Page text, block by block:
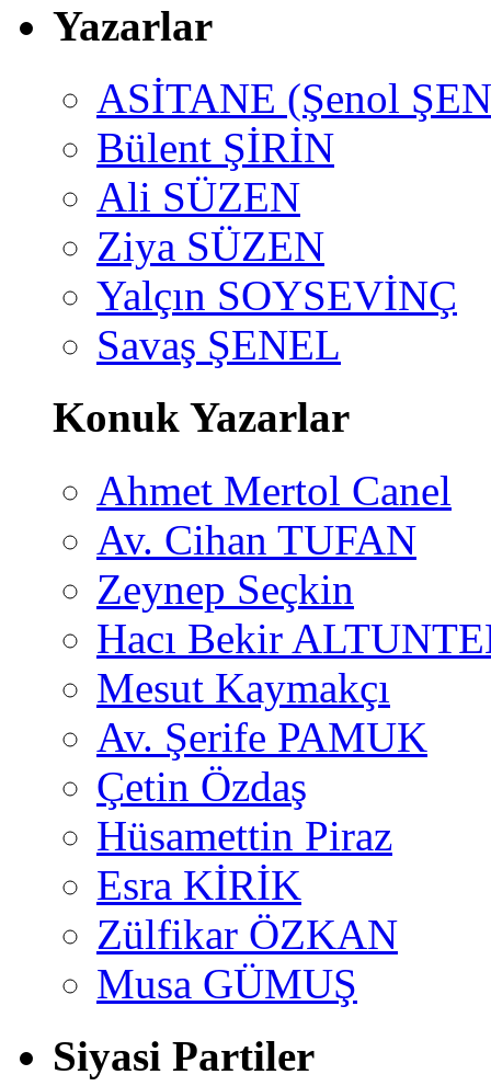
Yazarlar
ASİTANE (Şenol
Bülent ŞİRİN
Ali SÜZEN
Ziya SÜZEN
Yalçın SOYSEVİNÇ
Savaş ŞENEL
Konuk Yazarlar
Ahmet Mertol Canel
Av. Cihan TUFAN
Zeynep Seçkin
Hacı Bekir
Mesut Kaymakçı
Av. Şerife PAMUK
Çetin Özdaş
Hüsamettin Piraz
Esra KİRİK
Zülfikar ÖZKAN
Musa GÜMUŞ
Siyasi Partiler